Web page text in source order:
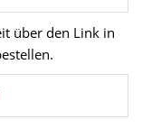
über den Link in